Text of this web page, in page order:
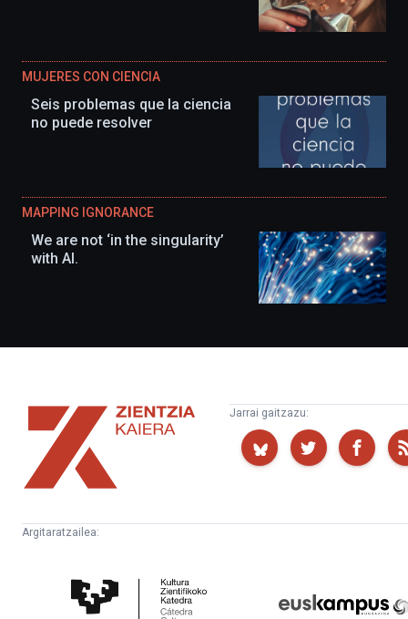
MUJERES CON CIENCIA
Seis problemas que la ciencia
no puede resolver
MAPPING IGNORANCE
We are not ‘in the singularity’
with AI.
Zientzia
Kaiera
Jarrai gaitzazu:
Argitaratzailea:
Zientifikoko
Katedra